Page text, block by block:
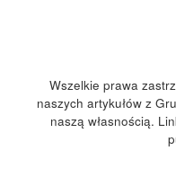
Wszelkie prawa
naszych artykułów z
naszą własnością.